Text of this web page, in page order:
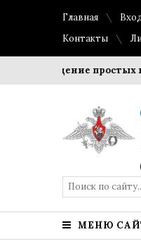
Главная
Контакты
простых правил
МЕНЮ